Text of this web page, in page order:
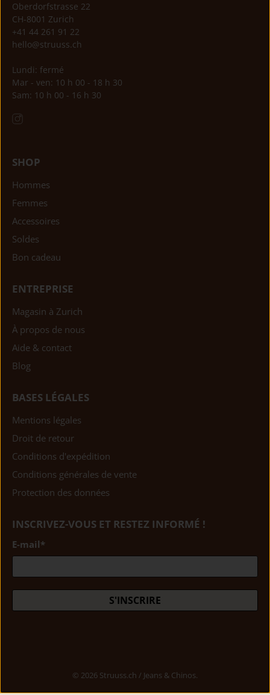
Oberdorfstrasse 22
CH-8001 Zurich
+41 44 261 91 22
hello@struuss.ch
Lundi: fermé
Mar - ven: 10 h 00 - 18 h 30
Sam: 10 h 00 - 16 h 30
SHOP
Hommes
Femmes
Accessoires
Soldes
Bon cadeau
ENTREPRISE
Magasin à Zurich
À propos de nous
Aide & contact
Blog
BASES LÉGALES
Mentions légales
Droit de retour
Conditions d'expédition
Conditions générales de vente
Protection des données
INSCRIVEZ-VOUS ET RESTEZ INFORMÉ !
E-mail*
S'INSCRIRE
© 2026 Struuss.ch / Jeans & Chinos.